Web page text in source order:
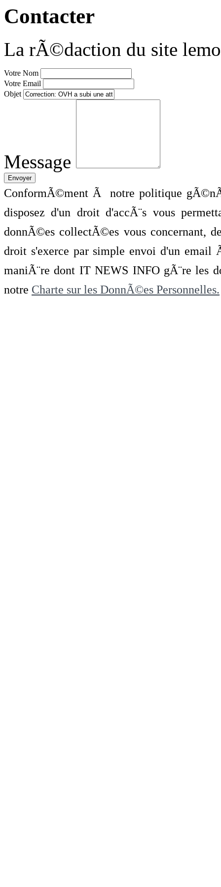
Contacter
La rÃ©daction du site
Votre Nom
Votre Email
Objet
Message
ConformÃ©ment Ã notre politique
disposez d'un droit d'accÃ¨s vous
donnÃ©es collectÃ©es vous concernant,
droit s'exerce par simple envoi d'un
maniÃ¨re dont IT NEWS INFO gÃ¨re les
notre Charte sur les DonnÃ©es Personnelles.